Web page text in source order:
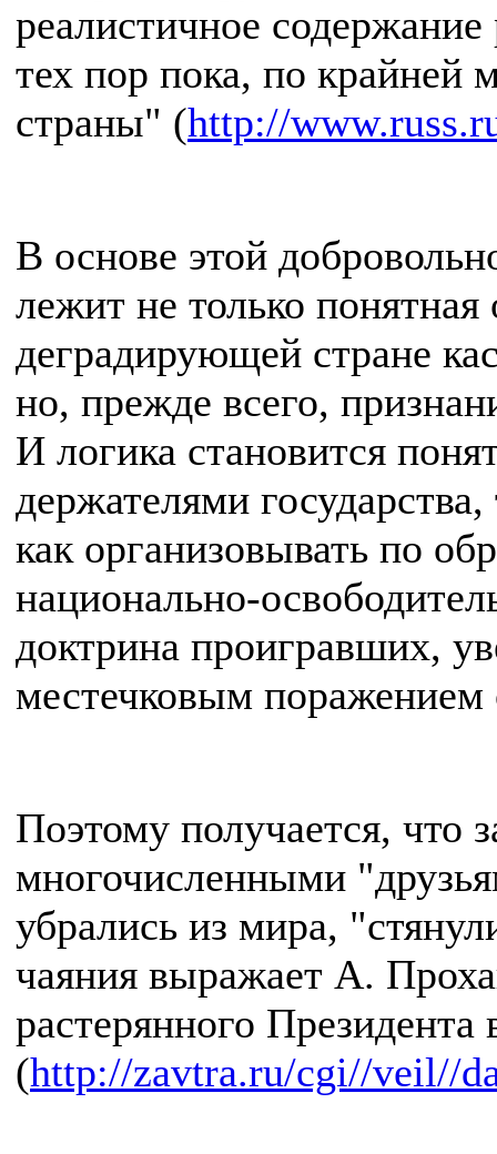
реалистичное
тех пор пока, по крайней
страны" (http://
В основе этой
лежит не только
деградирующей стране
но, прежде всего,
И логика становится
держателями
как организовывать по
национально-
доктрина проигравших,
местечковым поражением
Поэтому получается, что
многочисленными
убрались из мира,
чаяния выражает А.
растерянного
(http://zavtra.ru/cgi//veil//